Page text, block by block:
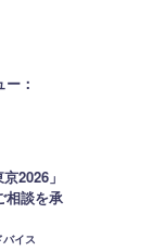
：
2026」
相談を承
イス